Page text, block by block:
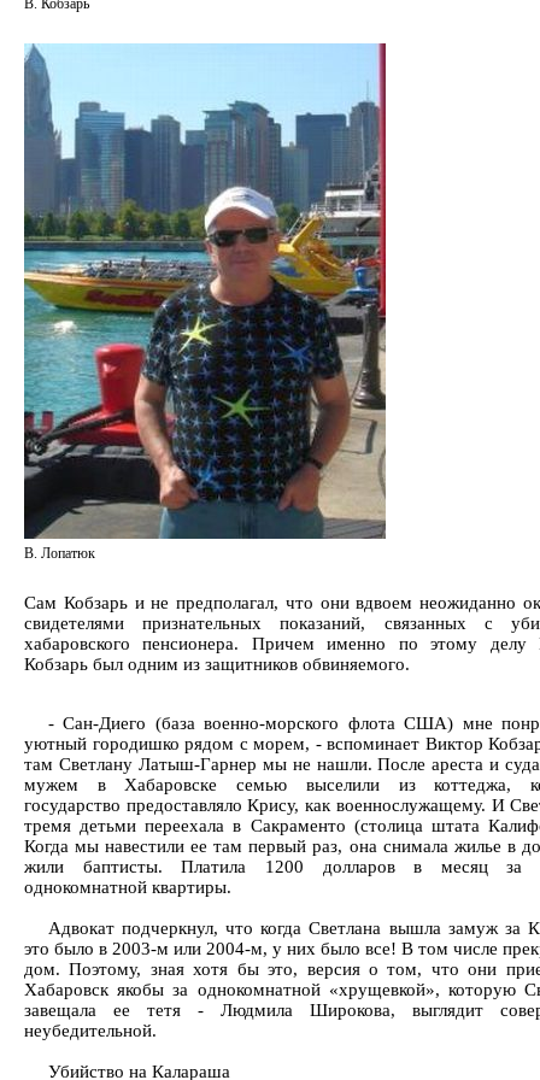
В. Кобзарь
В. Лопатюк
Сам Кобзарь и не предполагал, что они вдвоем неожиданно
свидетелями признательных показаний, связанных с
хабаровского пенсионера. Причем именно по этому делу
Кобзарь был одним из защитников обвиняемого.
- Сан-Диего (база военно-морского флота США) мне
уютный городишко рядом с морем, - вспоминает Виктор
там Светлану Латыш-Гарнер мы не нашли. После ареста и
мужем в Хабаровске семью выселили из коттеджа,
государство предоставляло Крису, как военнослужащему. И
тремя детьми переехала в Сакраменто (столица штата
Когда мы навестили ее там первый раз, она снимала жилье в
жили баптисты. Платила 1200 долларов в месяц за
однокомнатной квартиры.
Адвокат подчеркнул, что когда Светлана вышла замуж за
это было в 2003-м или 2004-м, у них было все! В том числе
дом. Поэтому, зная хотя бы это, версия о том, что они
Хабаровск якобы за однокомнатной «хрущевкой», которую
завещала ее тетя - Людмила Широкова, выглядит
неубедительной.
Убийство на Калараша